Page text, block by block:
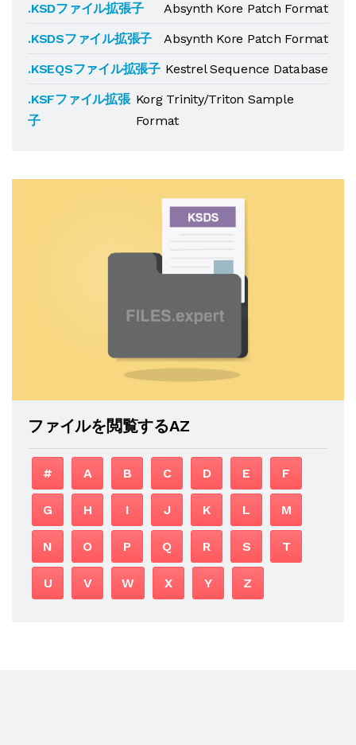
.KSDファイル拡張子
Absynth Kore Patch Format
.KSDSファイル拡張子
Absynth Kore Patch Format
.KSEQSファイル拡張子 Kestrel Sequence Database
.KSFファイル拡張
子
Korg Trinity/Triton Sample
Format
ファイルを閲覧するAZ
# A B C D E F
G H I J K L M
N O P Q R S T
U V W X Y Z